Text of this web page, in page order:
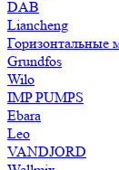
DAB
Liancheng
Горизонтальные
Grundfos
Wilo
IMP PUMPS
Ebara
Leo
VANDJORD